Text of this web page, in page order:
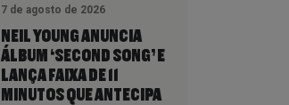
7 de agosto de 2026
NEIL YOUNG ANUNCIA
ÁLBUM ‘SECOND SONG’ E
LANÇA FAIXA DE 11
MINUTOS QUE ANTECIPA